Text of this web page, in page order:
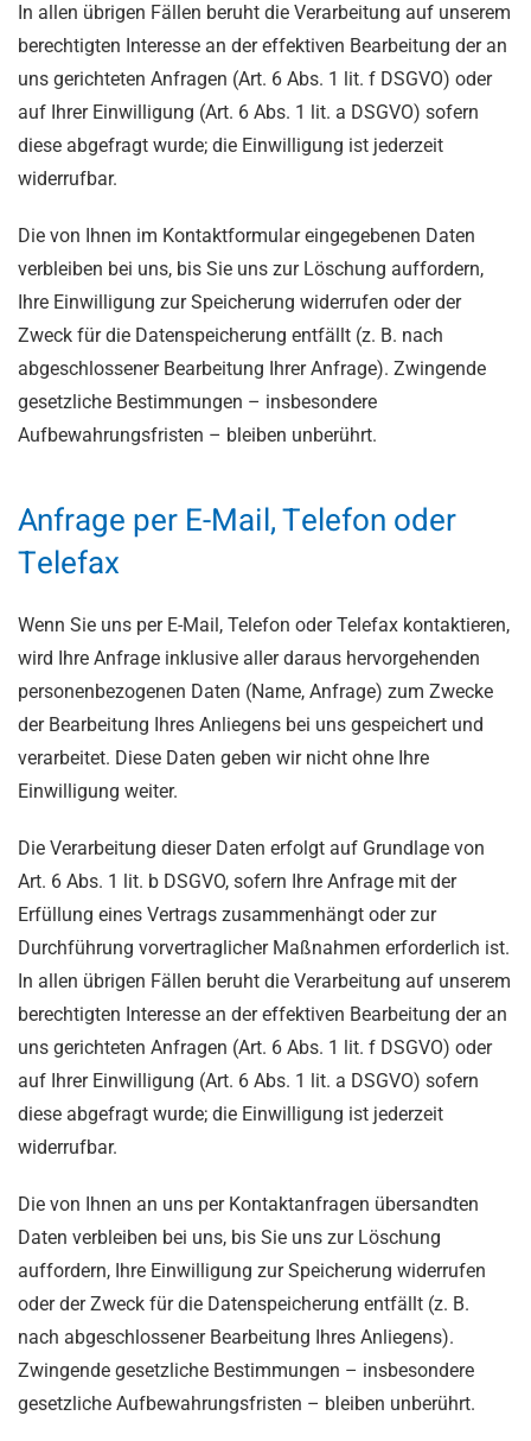
In allen übrigen Fällen beruht die Verarbeitung auf unserem
berechtigten Interesse an der effektiven Bearbeitung der an
uns gerichteten Anfragen (Art. 6 Abs. 1 lit. f DSGVO) oder
auf Ihrer Einwilligung (Art. 6 Abs. 1 lit. a DSGVO) sofern
diese abgefragt wurde; die Einwilligung ist jederzeit
widerrufbar.
Die von Ihnen im Kontaktformular eingegebenen Daten
verbleiben bei uns, bis Sie uns zur Löschung auffordern,
Ihre Einwilligung zur Speicherung widerrufen oder der
Zweck für die Datenspeicherung entfällt (z. B. nach
abgeschlossener Bearbeitung Ihrer Anfrage). Zwingende
gesetzliche Bestimmungen – insbesondere
Aufbewahrungsfristen – bleiben unberührt.
Anfrage per E-Mail, Telefon oder
Telefax
Wenn Sie uns per E-Mail, Telefon oder Telefax kontaktieren,
wird Ihre Anfrage inklusive aller daraus hervorgehenden
personenbezogenen Daten (Name, Anfrage) zum Zwecke
der Bearbeitung Ihres Anliegens bei uns gespeichert und
verarbeitet. Diese Daten geben wir nicht ohne Ihre
Einwilligung weiter.
Die Verarbeitung dieser Daten erfolgt auf Grundlage von
Art. 6 Abs. 1 lit. b DSGVO, sofern Ihre Anfrage mit der
Erfüllung eines Vertrags zusammenhängt oder zur
Durchführung vorvertraglicher Maßnahmen erforderlich ist.
In allen übrigen Fällen beruht die Verarbeitung auf unserem
berechtigten Interesse an der effektiven Bearbeitung der an
uns gerichteten Anfragen (Art. 6 Abs. 1 lit. f DSGVO) oder
auf Ihrer Einwilligung (Art. 6 Abs. 1 lit. a DSGVO) sofern
diese abgefragt wurde; die Einwilligung ist jederzeit
widerrufbar.
Die von Ihnen an uns per Kontaktanfragen übersandten
Daten verbleiben bei uns, bis Sie uns zur Löschung
auffordern, Ihre Einwilligung zur Speicherung widerrufen
oder der Zweck für die Datenspeicherung entfällt (z. B.
nach abgeschlossener Bearbeitung Ihres Anliegens).
Zwingende gesetzliche Bestimmungen – insbesondere
gesetzliche Aufbewahrungsfristen – bleiben unberührt.